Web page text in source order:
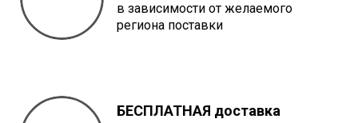
в зависимости от желаемого
региона поставки
БЕСПЛАТНАЯ доставка